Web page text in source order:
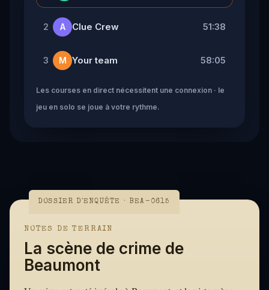
2 A Clue Crew 51:38
3 M Your team 58:05
Les courses en direct nécessitent une connexion · le
jeu en solo se joue à votre rythme.
DOSSIER D'ENQUÊTE · BEA-0615
NOTES DE TERRAIN
La scène de crime de
Beaumont